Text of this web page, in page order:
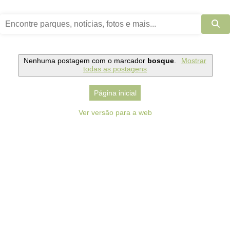
Nenhuma postagem com o marcador bosque.
Mostrar
todas as postagens
Página inicial
Ver versão para a web